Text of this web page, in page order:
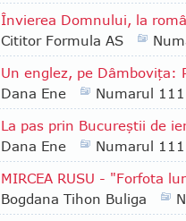
Învierea Domnului, la
Cititor Formula AS
Un englez, pe Dâmboviţa:
Dana Ene
Numarul
La pas prin Bucureştii de
Dana Ene
Numarul
MIRCEA RUSU - "Forfota
Bogdana Tihon Buliga